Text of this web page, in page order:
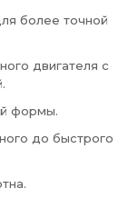
более точной
двигателя с
формы.
до быстрого